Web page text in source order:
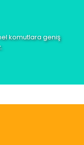
komutlara geniş